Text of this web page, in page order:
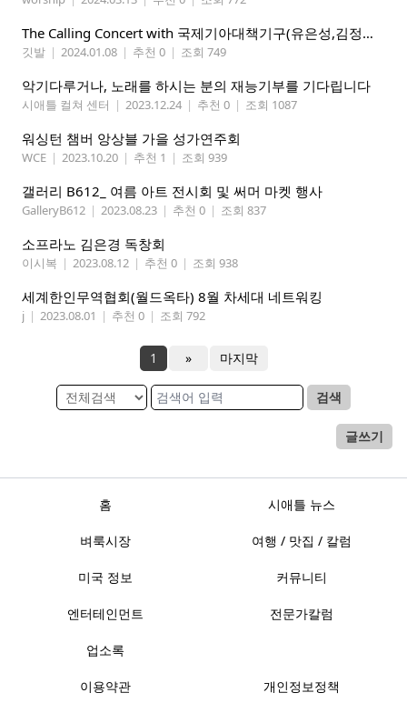
The Calling Concert with 국제기아대책기구(유은성,김정화부부)
깃발 | 2024.01.08 | 추천 0 | 조회 749
악기다루거나, 노래를 하시는 분의 재능기부를 기다립니다
시애틀 컬쳐 센터 | 2023.12.24 | 추천 0 | 조회 1087
워싱턴 챔버 앙상블 가을 성가연주회
WCE | 2023.10.20 | 추천 1 | 조회 939
갤러리 B612_ 여름 아트 전시회 및 써머 마켓 행사
GalleryB612 | 2023.08.23 | 추천 0 | 조회 837
소프라노 김은경 독창회
이시복 | 2023.08.12 | 추천 0 | 조회 938
세계한인무역협회(월드옥타) 8월 차세대 네트워킹
j | 2023.08.01 | 추천 0 | 조회 792
1 » 마지막
검색
글쓰기
홈 시애틀 뉴스
벼룩시장 여행 / 맛집 / 칼럼
미국 정보 커뮤니티
엔터테인먼트 전문가칼럼
업소록
이용약관 개인정보정책